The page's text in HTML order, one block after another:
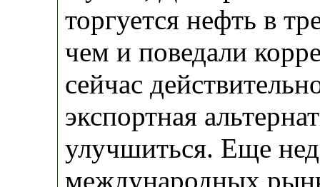
торгуется нефть в
чем и поведали
сейчас
экспортная
улучшиться. Еще
международных